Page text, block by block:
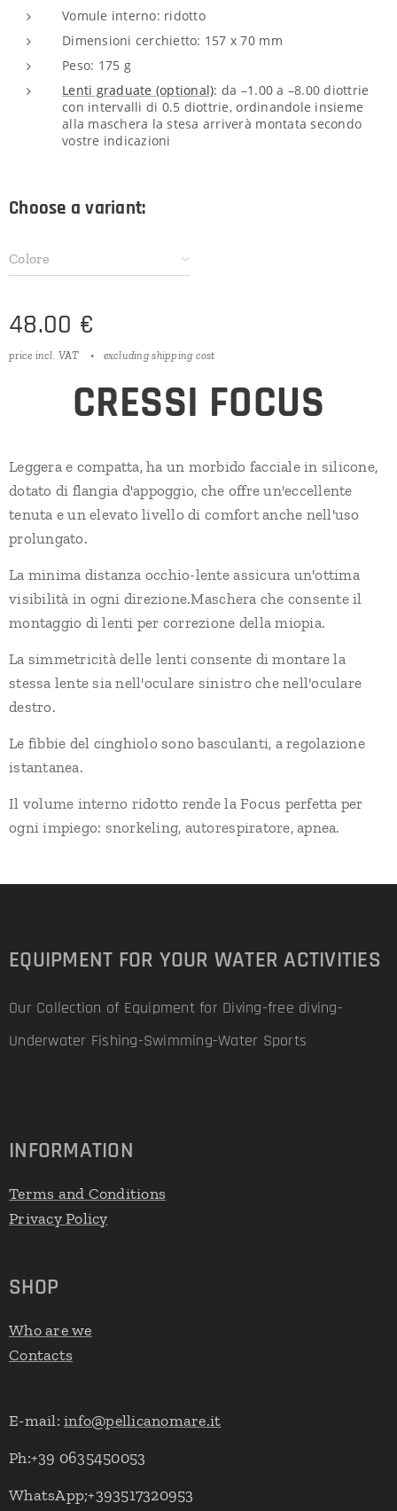
Vomule interno: ridotto
Dimensioni cerchietto: 157 x 70 mm
Peso: 175 g
Lenti graduate (optional): da –1.00 a –8.00 diottrie
con intervalli di 0.5 diottrie, ordinandole insieme
alla maschera la stesa arriverà montata secondo
vostre indicazioni
Choose a variant:
Colore
48.00 €
price incl. VAT excluding shipping cost
CRESSI FOCUS
Leggera e compatta, ha un morbido facciale in silicone,
dotato di flangia d'appoggio, che offre un'eccellente
tenuta e un elevato livello di comfort anche nell'uso
prolungato.
La minima distanza occhio-lente assicura un'ottima
visibilità in ogni direzione.Maschera che consente il
montaggio di lenti per correzione della miopia.
La simmetricità delle lenti consente di montare la
stessa lente sia nell'oculare sinistro che nell'oculare
destro.
Le fibbie del cinghiolo sono basculanti, a regolazione
istantanea.
Il volume interno ridotto rende la Focus perfetta per
ogni impiego: snorkeling, autorespiratore, apnea.
EQUIPMENT FOR YOUR WATER ACTIVITIES
Our Collection of Equipment for Diving-free diving-
Underwater Fishing-Swimming-Water Sports
INFORMATION
Terms and Conditions
Privacy Policy
SHOP
Who are we
Contacts
E-mail:info@pellicanomare.it
Ph:+39 0635450053
WhatsApp;+393517320953